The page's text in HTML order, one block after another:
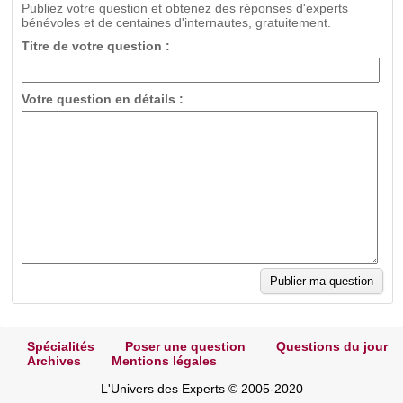
Publiez votre question et obtenez des réponses d'experts
bénévoles et de centaines d'internautes, gratuitement.
Titre de votre question :
Votre question en détails :
Spécialités Poser une question
Questions du jour
Archives
Mentions légales
L'Univers des Experts © 2005-2020